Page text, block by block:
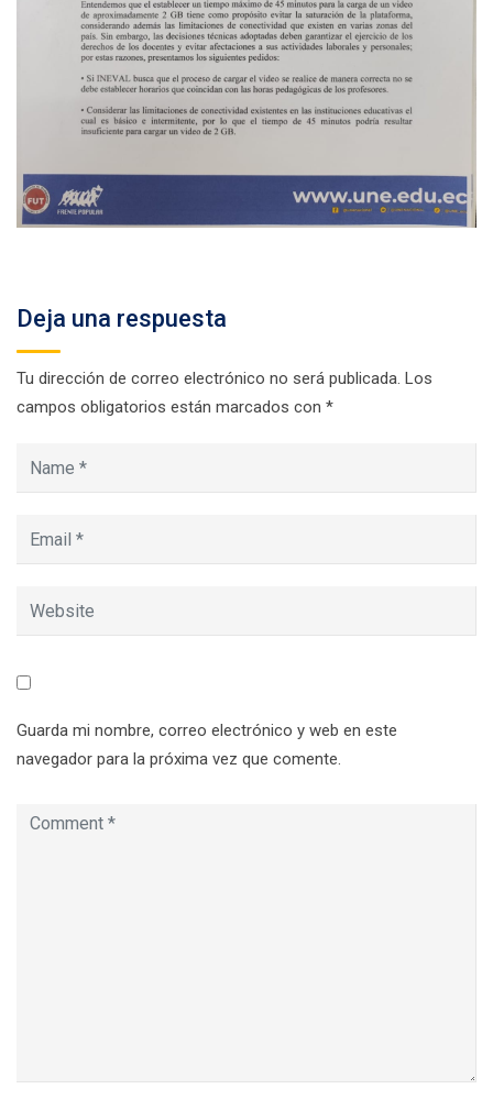
Deja una respuesta
Tu dirección de correo electrónico no será publicada. Los
campos obligatorios están marcados con *
Guarda mi nombre, correo electrónico y web en este
navegador para la próxima vez que comente.